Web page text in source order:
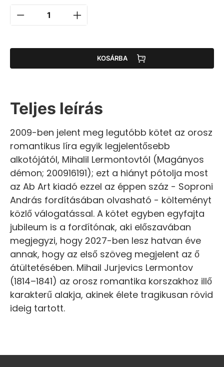
KOSÁRBA
Teljes leírás
2009-ben jelent meg legutóbb kötet az orosz
romantikus líra egyik legjelentősebb
alkotójától, Mihalil Lermontovtól (Magányos
démon; 200916191); ezt a hiányt pótolja most
az Ab Art kiadó ezzel az éppen száz - Soproni
András fordításában olvasható - költeményt
közlő válogatással. A kötet egyben egyfajta
jubileum is a fordítónak, aki előszavában
megjegyzi, hogy 2027-ben lesz hatvan éve
annak, hogy az első szöveg megjelent az ő
átültetésében. Mihail Jurjevics Lermontov
(1814–1841) az orosz romantika korszakhoz illő
karakterű alakja, akinek élete tragikusan rövid
ideig tartott.